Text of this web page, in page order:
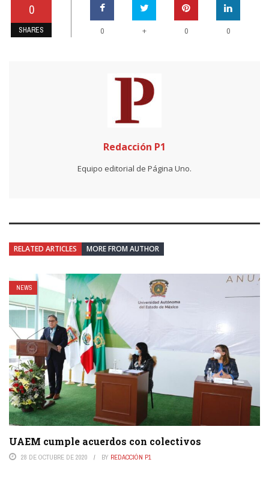
0
SHARES 0 + 0 0
Redacción P1
Equipo editorial de Página Uno.
RELATED ARTICLES MORE FROM AUTHOR
NEWS
UAEM cumple acuerdos con colectivos
28 DE OCTUBRE DE 2020 BY REDACCIÓN P1